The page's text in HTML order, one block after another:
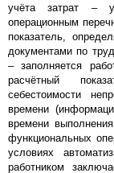
учёта затрат –
операционным
показатель,
документами по
– заполняется
расчётный
себестоимости
времени
времени
функциональных
условиях
работником